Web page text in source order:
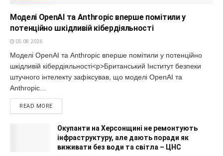
Моделі OpenAI та Anthropic вперше помітили у
потенційно шкідливій кібердіяльності
05.08.2026
Моделі OpenAI та Anthropic вперше помітили у потенційно
шкідливій кібердіяльності<p>Британський Інститут безпеки
штучного інтелекту зафіксував, що моделі OpenAI та
Anthropic...
READ MORE
Окупанти на Херсонщині не ремонтують
інфраструктуру, але дають поради як
виживати без води та світла – ЦНС